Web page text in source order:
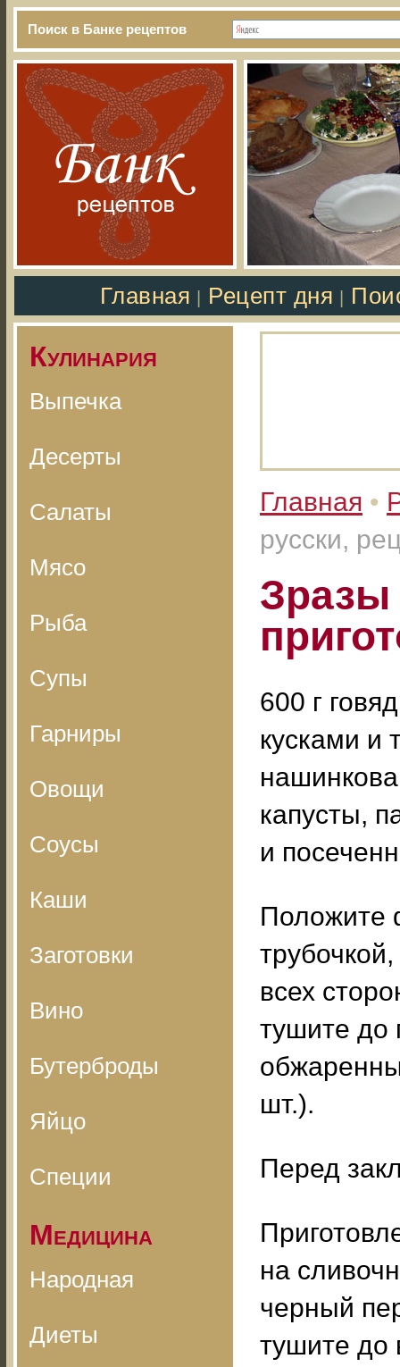
Поиск в Банке рецептов
Главная Рецепт дня
Кулинария
Выпечка
Десерты
Салаты
Мясо
Рыба
Супы
Гарниры
Овощи
Соусы
Каши
Заготовки
Вино
Бутерброды
Яйцо
Специи
Медицина
Народная
Диеты
Главная •
русски,
Зразы
600 г
кусками и
капусты,
и
Положите
всех
тушите до
шт.).
Перед
на
черный
тушите до